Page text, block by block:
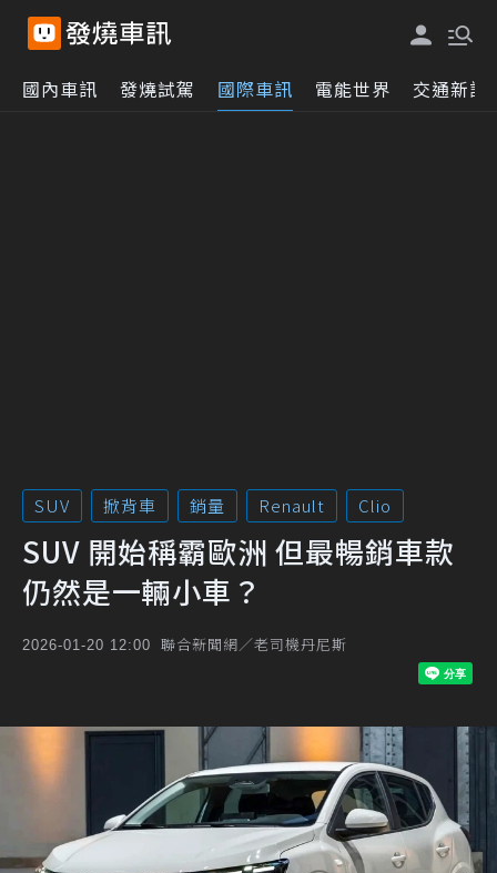
國內車訊 發燒試駕 國際車訊 電能世界 交通新訊
SUV 掀背車 銷量 Renault Clio
SUV 開始稱霸歐洲 但最暢銷車款
仍然是一輛小車？
2026-01-20 12:00 聯合新聞網／老司機丹尼斯